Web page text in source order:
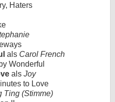
Haters
als Carol French
Wonderful
als Joy
to Love
Ting (Stimme)